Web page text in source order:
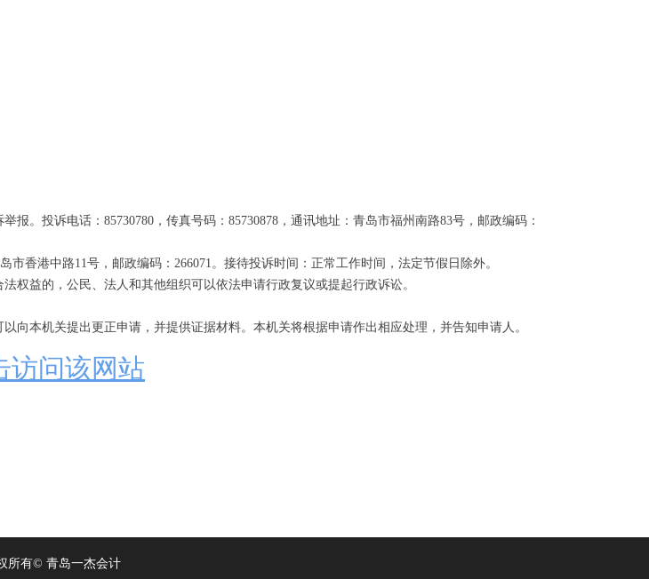
。投诉电话：85730780，传真号码：85730878，通讯地址：青岛市福州南路83号，邮政编码：
香港中路11号，邮政编码：266071。接待投诉时间：正常工作时间，法定节假日除外。
权益的，公民、法人和其他组织可以依法申请行政复议或提起行政诉讼。
本机关提出更正申请，并提供证据材料。本机关将根据申请作出相应处理，并告知申请人。
访问该网站
所有© 青岛一杰会计